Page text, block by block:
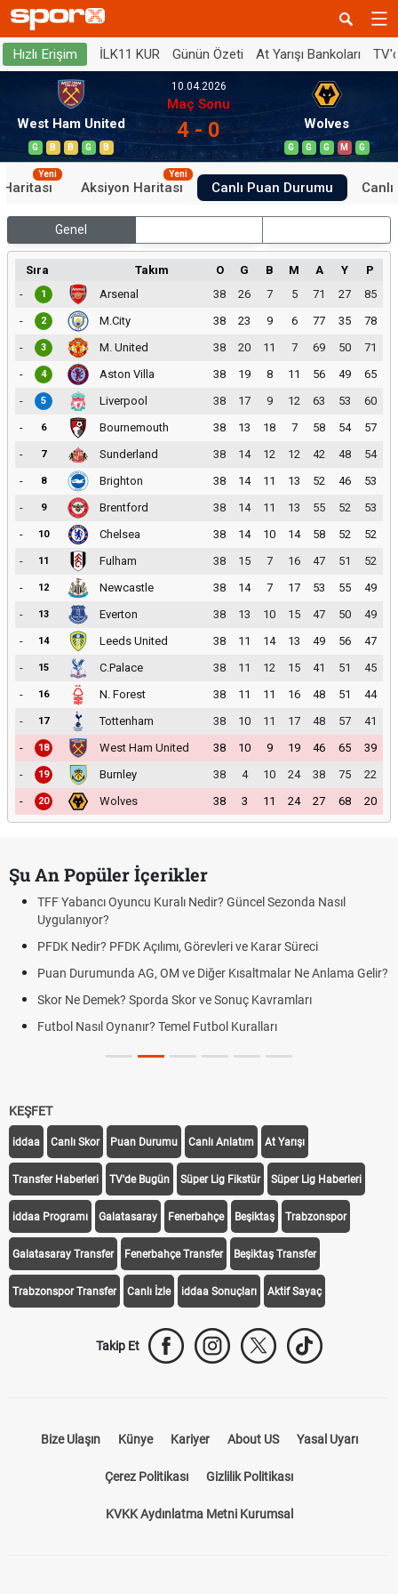
Hızlı Erişim İLK11 KUR Günün Özeti At Yarışı Bankoları
West Ham United
G B B G B
10.04.2026
Maç Sonu
4 - 0 Wolves
G G G M G
Haritası
Yeni
Aksiyon Haritası
Yeni
Canlı Puan Durumu
Genel
Sıra Takım O G B M A Y
P
-
1 Arsenal 38 26 7 5 71 27
85
-
2 M.City 38 23 9 6 77 35
78
-
3 M. United 38 20 11 7 69 50
71
-
4 Aston Villa 38 19 8 11 56 49
65
-
5 Liverpool 38 17 9 12 63 53
60
-
6 Bournemouth 38 13 18 7 58 54
57
-
7 Sunderland 38 14 12 12 42 48
54
-
8 Brighton 38 14 11 13 52 46
53
-
9 Brentford 38 14 11 13 55 52
53
-
10 Chelsea 38 14 10 14 58 52
52
-
11 Fulham 38 15 7 16 47 51
52
-
12 Newcastle 38 14 7 17 53 55
49
-
13 Everton 38 13 10 15 47 50
49
-
14 Leeds United 38 11 14 13 49 56
47
-
15 C.Palace 38 11 12 15 41 51
45
-
16 N. Forest 38 11 11 16 48 51
44
-
17 Tottenham 38 10 11 17 48 57
41
-
18 West Ham United 38 10 9 19 46 65
39
-
19 Burnley 38 4 10 24 38 75
22
-
20 Wolves 38 3 11 24 27 68 20
Şu An Popüler İçerikler
TFF Yabancı Oyuncu Kuralı Nedir? Güncel Sezonda Nasıl
Uygulanıyor?
PFDK Nedir? PFDK Açılımı, Görevleri ve Karar Süreci
Puan Durumunda AG, OM ve Diğer Kısaltmalar Ne Anlama Gelir?
Skor Ne Demek? Sporda Skor ve Sonuç Kavramları
Futbol Nasıl Oynanır? Temel Futbol Kuralları
KEŞFET
iddaa Canlı Skor Puan Durumu Canlı Anlatım At Yarışı
Transfer Haberleri TV'de Bugün Süper Lig Fikstür Süper Lig Haberleri
iddaa Programı Galatasaray Fenerbahçe Beşiktaş Trabzonspor
Galatasaray Transfer Fenerbahçe Transfer Beşiktaş Transfer
Trabzonspor Transfer Canlı İzle iddaa Sonuçları Aktif Sayaç
Takip Et
Bize Ulaşın Künye Kariyer About US Yasal Uyarı
Çerez Politikası Gizlilik Politikası
KVKK Aydınlatma Metni Kurumsal